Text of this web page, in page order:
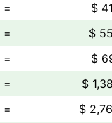
=
$
=
$
=
$
=
$
= $